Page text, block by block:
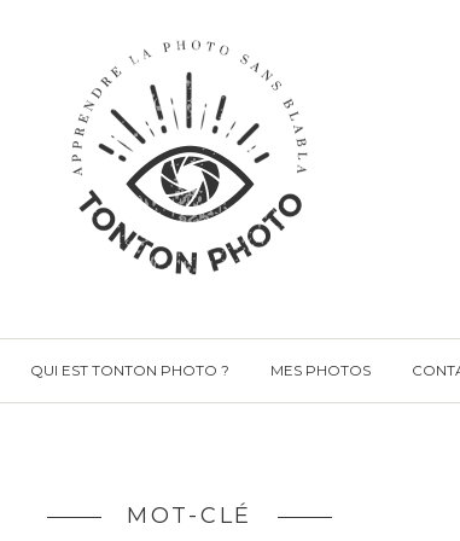
QUI EST TONTON PHOTO ? MES PHOTOS
MOT-CLÉ